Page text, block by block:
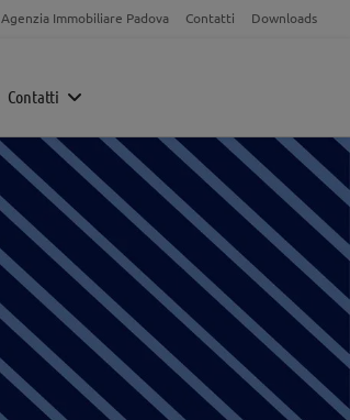
Agenzia Immobiliare Padova Contatti Downloads
Contatti